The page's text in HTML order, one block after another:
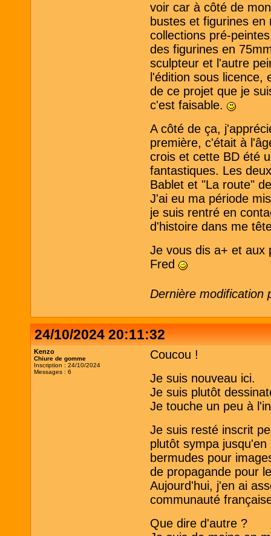
voir car à côté de
bustes et figurines
collections pré-
des figurines en
sculpteur et l'autre
l'édition sous
de ce projet que je
c'est faisable.
A côté de ça,
première, c'était à
crois et cette BD été
fantastiques. Les
Bablet et "La route"
J'ai eu ma période
je suis rentré en
d'histoire dans me
Je vous dis a+ et aux
Fred
Dernière modification
24/10/2024 20:11:32
Kenzo
Chiure de gomme
Inscription : 24/10/2024
Messages : 6
Coucou !
Je suis nouveau ici.
Je suis plutôt
Je touche un peu à
Je suis resté inscrit
plutôt sympa
bermudes pour
de propagande pour
Aujourd'hui, j'en ai
communauté
Que dire d'autre ?